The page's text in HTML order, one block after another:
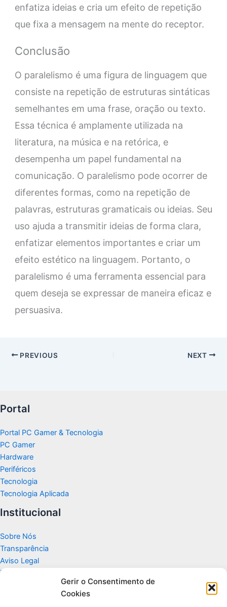
Gerir o Consentimento de
Cookies
enfatiza ideias e cria um efeito de repetição
que fixa a mensagem na mente do receptor.
Conclusão
O paralelismo é uma figura de linguagem que
consiste na repetição de estruturas sintáticas
semelhantes em uma frase, oração ou texto.
Essa técnica é amplamente utilizada na
literatura, na música e na retórica, e
desempenha um papel fundamental na
comunicação. O paralelismo pode ocorrer de
diferentes formas, como na repetição de
palavras, estruturas gramaticais ou ideias. Seu
uso ajuda a transmitir ideias de forma clara,
enfatizar elementos importantes e criar um
efeito estético na linguagem. Portanto, o
paralelismo é uma ferramenta essencial para
quem deseja se expressar de maneira eficaz e
persuasiva.
PREVIOUS NEXT
Portal
Portal PC Gamer & Tecnologia
PC Gamer
Hardware
Periféricos
Tecnologia
Tecnologia Aplicada
Institucional
Sobre Nós
Transparência
Aviso Legal
Termos de Uso
Politicas de Privacidade e Cookies